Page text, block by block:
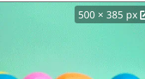
500 × 385 px